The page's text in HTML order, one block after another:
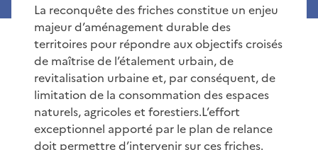
La reconquête des friches constitue un enjeu
majeur d’aménagement durable des
territoires pour répondre aux objectifs croisés
de maîtrise de l’étalement urbain, de
revitalisation urbaine et, par conséquent, de
limitation de la consommation des espaces
naturels, agricoles et forestiers.L’effort
exceptionnel apporté par le plan de relance
doit permettre d’intervenir sur ces friches.